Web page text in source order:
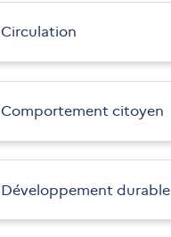
Circulation
Comportement citoyen
Développement durable